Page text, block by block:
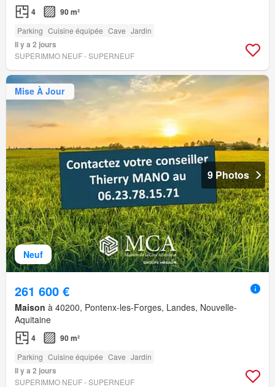
4 90 m²
Parking Cuisine équipée Cave Jardin
Il y a 2 jours
SUPERIMMO NEUF - SUPERNEUF
Neuf
Mise À Jour
9 Photos
261 600 €
Maison à 40200, Pontenx-les-Forges, Landes, Nouvelle-
Aquitaine
4 90 m²
Parking Cuisine équipée Cave Jardin
Il y a 2 jours
SUPERIMMO NEUF - SUPERNEUF